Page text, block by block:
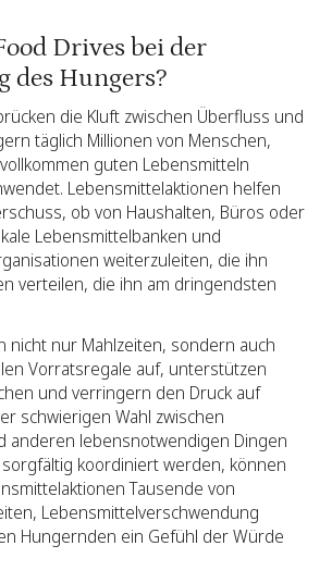
Drives bei der
des Hungers?
die Kluft zwischen Überfluss und
täglich Millionen von Menschen,
guten Lebensmitteln
Lebensmittelaktionen helfen
ob von Haushalten, Büros oder
Lebensmittelbanken und
weiterzuleiten, die ihn
verteilen, die ihn am dringendsten
nicht nur Mahlzeiten, sondern auch
Vorratsregale auf, unterstützen
und verringern den Druck auf
schwierigen Wahl zwischen
anderen lebensnotwendigen Dingen
koordiniert werden, können
Tausende von
Lebensmittelverschwendung
Hungernden ein Gefühl der Würde